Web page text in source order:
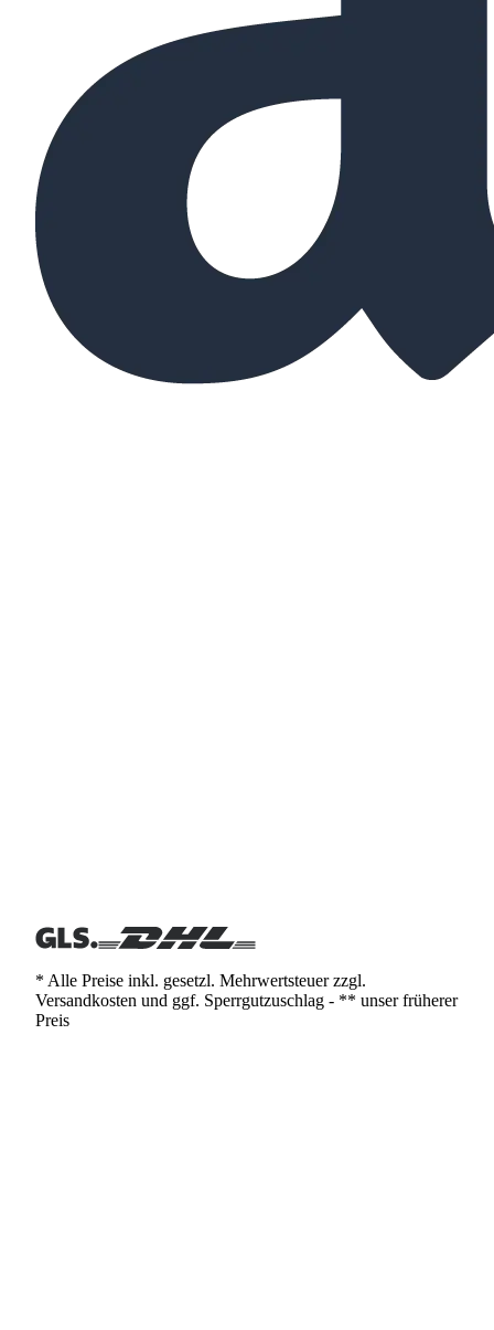
* Alle Preise inkl. gesetzl. Mehrwertsteuer zzgl.
Versandkosten und ggf. Sperrgutzuschlag - ** unser früherer
Preis